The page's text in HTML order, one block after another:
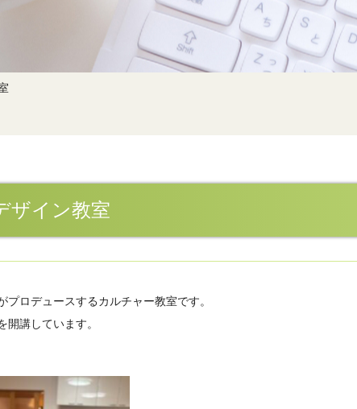
ザイン教室
ロデュースするカルチャー教室です。
講しています。